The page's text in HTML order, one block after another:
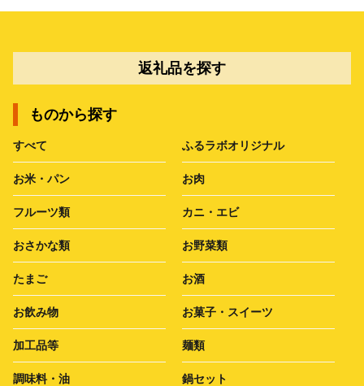
返礼品を探す
ものから探す
すべて ふるラボオリジナル
お米・パン お肉
フルーツ類 カニ・エビ
おさかな類 お野菜類
たまご お酒
お飲み物 お菓子・スイーツ
加工品等 麺類
調味料・油 鍋セット